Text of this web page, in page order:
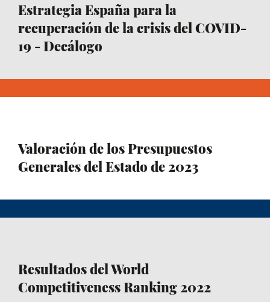
Estrategia España para la
recuperación de la crisis del COVID-
19 - Decálogo
Valoración de los Presupuestos
Generales del Estado de 2023
Resultados del World
Competitiveness Ranking 2022